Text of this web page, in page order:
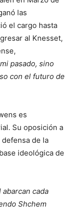
las
el cargo hasta
al Knesset,
pasado, sino
con el futuro de
es
Su oposición a
de la
ideológica de
cada
Shchem